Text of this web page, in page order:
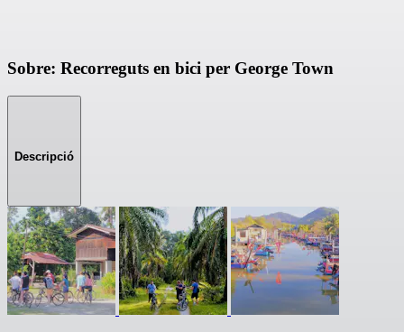
Sobre: Recorreguts en bici per George Town
Descripció